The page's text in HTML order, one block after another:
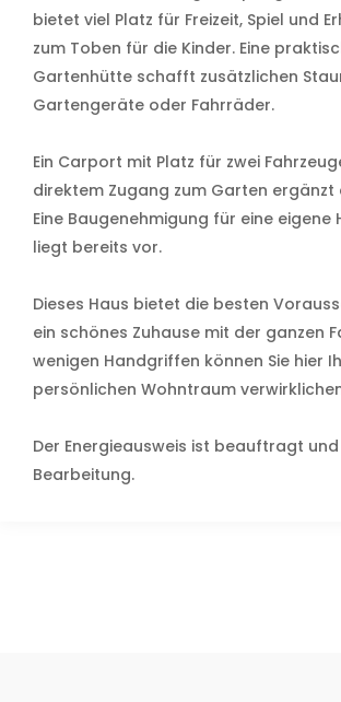
bietet viel Platz für Freizeit, Spiel und
zum Toben für die Kinder. Eine
Gartenhütte schafft zusätzlichen
Gartengeräte oder Fahrräder.
Ein Carport mit Platz für zwei
direktem Zugang zum Garten
Eine Baugenehmigung für eine eigene
liegt bereits vor.
Dieses Haus bietet die besten
ein schönes Zuhause mit der ganzen
wenigen Handgriffen können Sie hier
persönlichen Wohntraum
Der Energieausweis ist beauftragt und
Bearbeitung.